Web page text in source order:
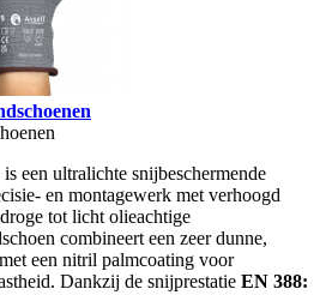
een ultralichte snijbeschermende
en montagewerk met verhoogd
tot licht olieachtige
combineert een zeer dunne,
een nitril palmcoating voor
Dankzij de snijprestatie EN 388: